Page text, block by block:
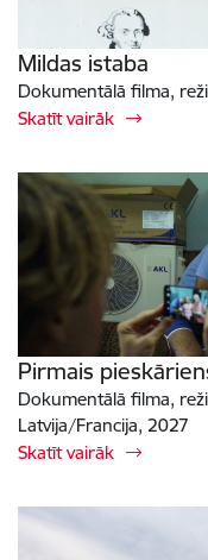
Mildas istaba
Dokumentālā filma,
Skatīt vairāk
Pirmais
Dokumentālā filma,
Latvija/Francija, 2027
Skatīt vairāk